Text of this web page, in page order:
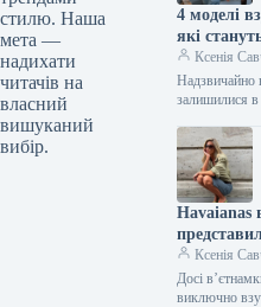
стилю. Наша
мета —
надихати
читачів на
власний
вишуканий
вибір.
4 моделі
які
літаКсенія
Надзвичайно
залишилися
взуття без
мюлів.
Havaianas
підборах
року
Ксенія
Досі
виключно